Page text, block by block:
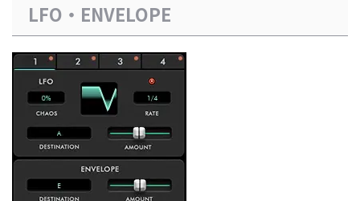
LFO・ENVELOPE